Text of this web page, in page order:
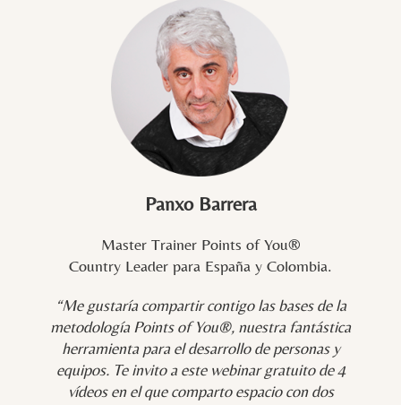
Panxo Barrera
Master Trainer Points of You®
Country Leader para España y Colombia.
“Me gustaría compartir contigo las bases de la
metodología Points of You®, nuestra fantástica
herramienta para el desarrollo de personas y
equipos. Te invito a este webinar gratuito de 4
vídeos en el que comparto espacio con dos